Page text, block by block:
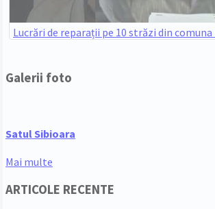
Lucrări de reparații pe 10 străzi din comuna
Galerii foto
Satul Sibioara
Mai multe
ARTICOLE RECENTE